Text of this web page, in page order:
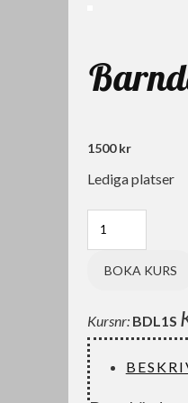
1500 kr
Lediga platser
BOKA KURS
Kursnr: BDL1S